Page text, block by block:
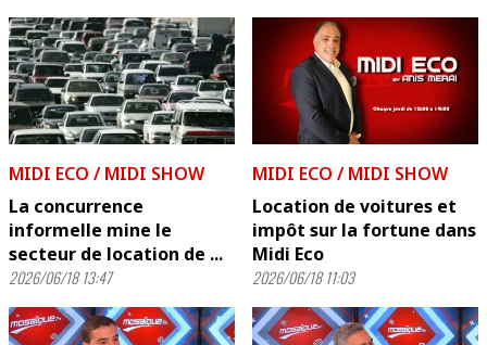
MIDI ECO / MIDI SHOW
La concurrence
informelle mine le
secteur de location de ...
2026/06/18 13:47
MIDI ECO / MIDI SHOW
Location de voitures et
impôt sur la fortune dans
Midi Eco
2026/06/18 11:03